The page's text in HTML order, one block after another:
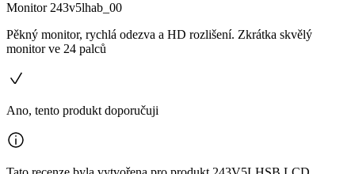
Monitor 243v5lhab_00
Pěkný monitor, rychlá odezva a HD rozlišení. Zkrátka skvělý
monitor ve 24 palců
Ano, tento produkt doporučuji